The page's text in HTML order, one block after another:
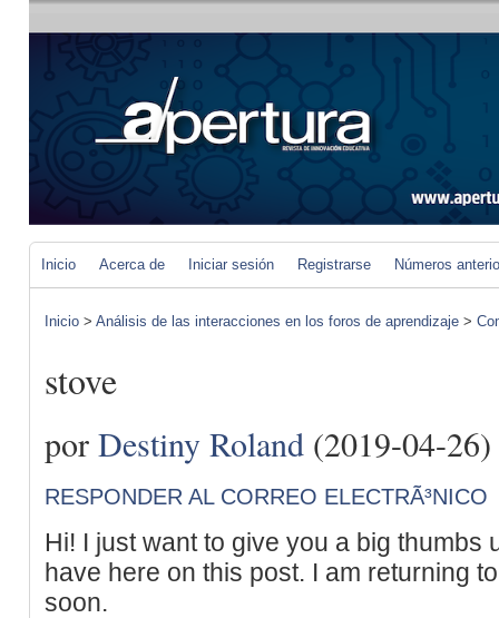
Inicio Acerca de Iniciar sesión Registrarse Números
Inicio > Análisis de las interacciones en los foros de aprendizaje >
stove
por Destiny Roland (2019-04-26)
RESPONDER AL CORREO ELECTRÃ³NICO
Hi! I just want to give you a big thumbs
have here on this post. I am returning
soon.